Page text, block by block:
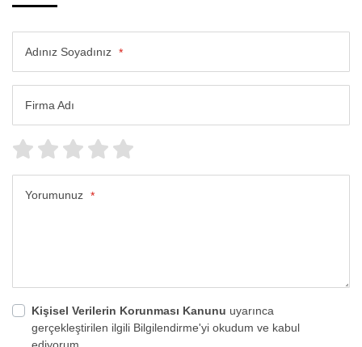
Adınız Soyadınız *
Firma Adı
Yorumunuz *
Kişisel Verilerin Korunması Kanunu uyarınca
gerçekleştirilen ilgili Bilgilendirme'yi okudum ve kabul